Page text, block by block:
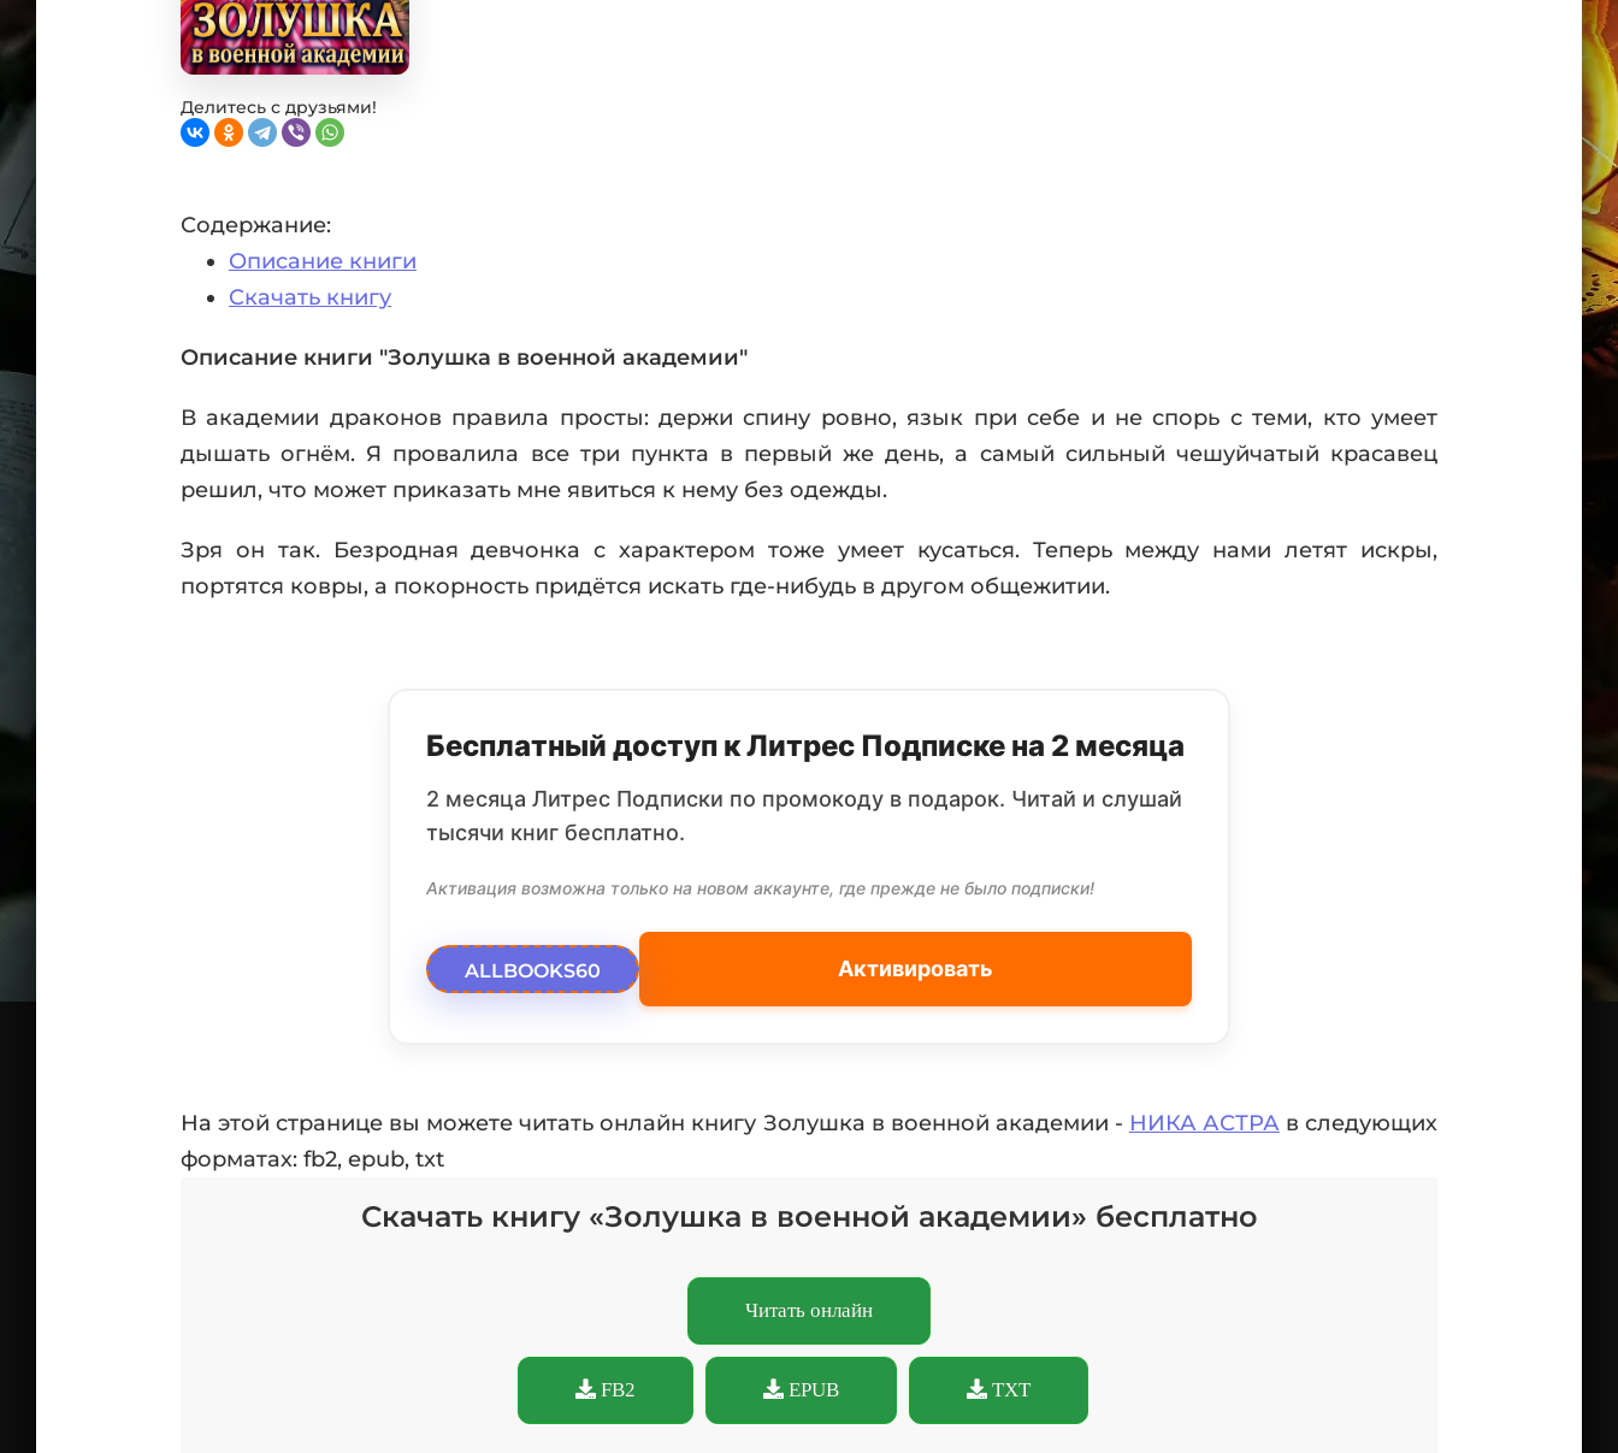
Делитесь с друзьями!
Содержание:
Описание книги
Скачать книгу
Описание книги "Золушка в военной академии"
В академии драконов правила просты: держи спину ровно, язык при себе и не спорь с теми, кто умеет
дышать огнём. Я провалила все три пункта в первый же день, а самый сильный чешуйчатый красавец
решил, что может приказать мне явиться к нему без одежды.
Зря он так. Безродная девчонка с характером тоже умеет кусаться. Теперь между нами летят искры,
портятся ковры, а покорность придётся искать где-нибудь в другом общежитии.
Бесплатный доступ к Литрес Подписке на 2 месяца
2 месяца Литрес Подписки по промокоду в подарок. Читай и слушай
тысячи книг бесплатно.
Активация возможна только на новом аккаунте, где прежде не было подписки!
ALLBOOKS60 Активировать
На этой странице вы можете читать онлайн книгу Золушка в военной академии - НИКА АСТРАв следующих
форматах: fb2, epub, txt
Скачать книгу «Золушка в военной академии» бесплатно
Читать онлайн
FB2 EPUB TXT